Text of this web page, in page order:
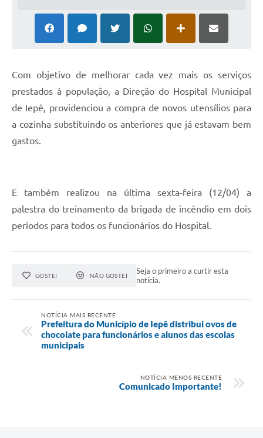
Secretarias
Serviços Online
Telefones Úteis
A Prefeitura
Serviço de Informação ao Cidadão (SIC)
Com objetivo de melhorar cada vez mais os serviços
prestados à população, a Direção do Hospital Municipal
de Iepê, providenciou a compra de novos utensílios para
a cozinha substituindo os anteriores que já estavam bem
gastos.
E também realizou na última sexta-feira (12/04) a
palestra do treinamento da brigada de incêndio em dois
períodos para todos os funcionários do Hospital.
GOSTEI NÃO GOSTEI
Seja o primeiro a curtir esta
notícia.
NOTÍCIA MAIS RECENTE
Prefeitura do Município de Iepê distribui ovos de
chocolate para funcionários e alunos das escolas
municipais
NOTÍCIA MENOS RECENTE
Comunicado Importante!